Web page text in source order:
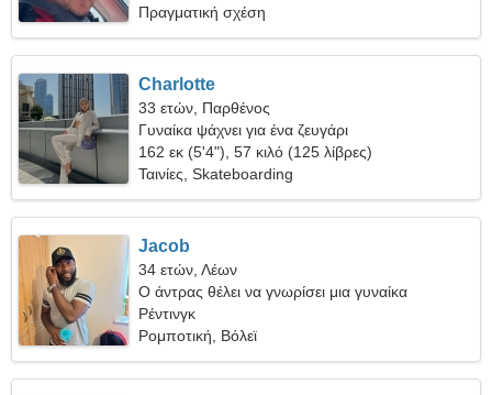
Πραγματική σχέση
Charlotte
33 ετών, Παρθένος
Γυναίκα ψάχνει για ένα ζευγάρι
162 εκ (5'4"), 57 κιλό (125 λίβρες)
Ταινίες, Skateboarding
Jacob
34 ετών, Λέων
Ο άντρας θέλει να γνωρίσει μια γυναίκα
Ρέντινγκ
Ρομποτική, Βόλεϊ